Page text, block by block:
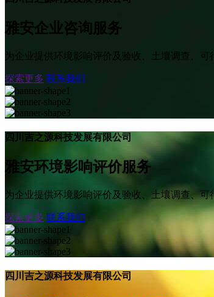
雅安企业咨询服务
为企业提供环境影响评价及验收、土壤调查、
探索更多 联系我们
四川吉之源科技发展有限公司
雅安环境影响评价服务
为企业提供环境影响评价及验收、土壤调查、
探索更多 联系我们
四川吉之源科技发展有限公司